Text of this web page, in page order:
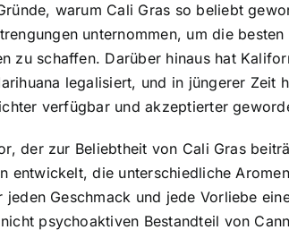
warum Cali Gras so beliebt
unternommen, um die
zu schaffen. Darüber hinaus hat
legalisiert, und in jüngerer Zeit
verfügbar und akzeptierter
der zur Beliebtheit von Cali Gras
entwickelt, die unterschiedliche
Geschmack und jede Vorliebe
psychoaktiven Bestandteil von